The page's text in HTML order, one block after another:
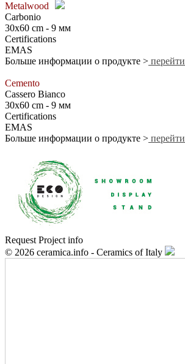
Metalwood
Carbonio
30x60 cm - 9 мм
Certifications
EMAS
Больше информации о продукте >
Cemento
Cassero Bianco
30x60 cm - 9 мм
Certifications
EMAS
Больше информации о продукте >
Request Project info
© 2026 ceramica.info - Ceramics of Italy